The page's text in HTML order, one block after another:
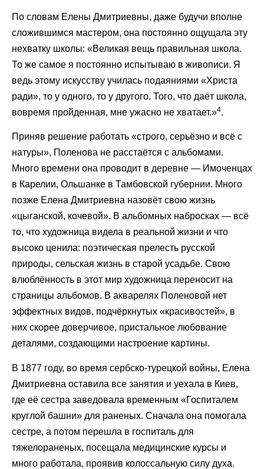
По словам Елены Дмитриевны, даже будучи вполне
сложившимся мастером, она постоянно ощущала эту
нехватку школы: «Великая вещь правильная школа.
То же самое я постоянно испытываю в живописи. Я
ведь этому искусству училась подаяниями «Христа
ради», то у одного, то у другого. Того, что даёт школа,
вовремя пройденная, мне ужасно не хватает.»4.
Приняв решение работать «строго, серьёзно и всё с
натуры», Поленова не расстаётся с альбомами.
Много времени она проводит в деревне — Имоченцах
в Карелии, Ольшанке в Тамбовской губернии. Много
позже Елена Дмитриевна назовёт свою жизнь
«цыганской, кочевой». В альбомных набросках — всё
то, что художница видела в реальной жизни и что
высоко ценила: поэтическая прелесть русской
природы, сельская жизнь в старой усадьбе. Свою
влюблённость в этот мир художница переносит на
страницы альбомов. В акварелях Поленовой нет
эффектных видов, подчёркнутых «красивостей», в
них скорее доверчивое, пристальное любование
деталями, создающими настроение картины.
В 1877 году, во время сербско-турецкой войны, Елена
Дмитриевна оставила все занятия и уехала в Киев,
где её сестра заведовала временным «Госпиталем
круглой башни» для раненых. Сначала она помогала
сестре, а потом перешла в госпиталь для
тяжелораненых, посещала медицинские курсы и
много работала, проявив колоссальную силу духа.